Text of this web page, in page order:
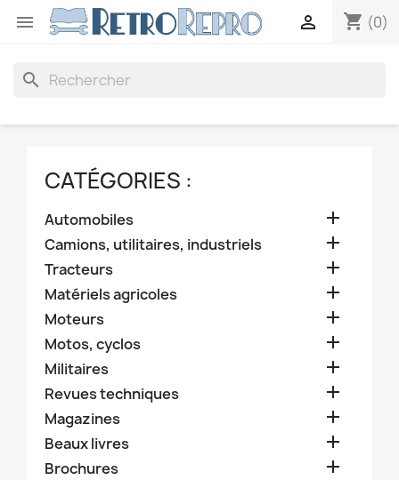
 shopping_cart (0)

search
CATÉGORIES :
Automobiles 
Camions, utilitaires, industriels 
Tracteurs 
Matériels agricoles 
Moteurs 
Motos, cyclos 
Militaires 
Revues techniques 
Magazines 
Beaux livres 
Brochures 